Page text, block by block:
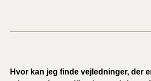
Hvor kan jeg finde vejledninger, der